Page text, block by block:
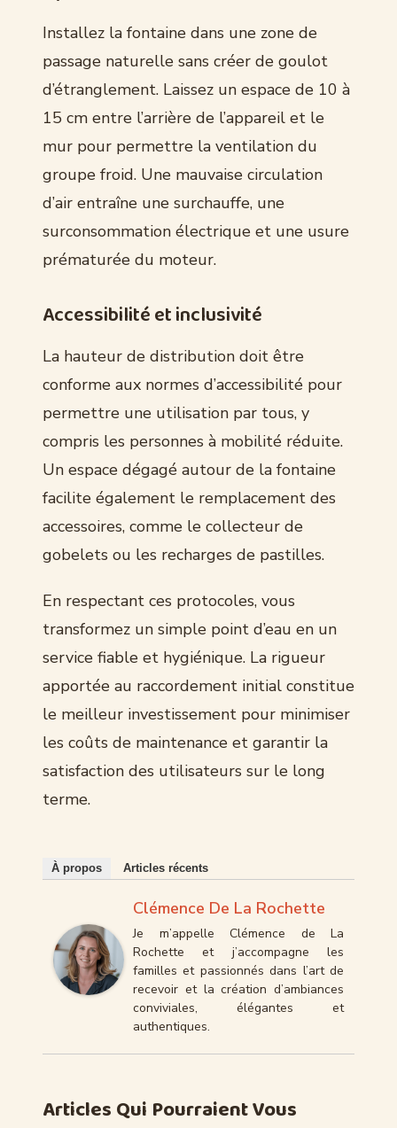
Installez la fontaine dans une zone de
passage naturelle sans créer de goulot
d’étranglement. Laissez un espace de 10 à
15 cm entre l’arrière de l’appareil et le
mur pour permettre la ventilation du
groupe froid. Une mauvaise circulation
d’air entraîne une surchauffe, une
surconsommation électrique et une usure
prématurée du moteur.
Accessibilité et inclusivité
La hauteur de distribution doit être
conforme aux normes d’accessibilité pour
permettre une utilisation par tous, y
compris les personnes à mobilité réduite.
Un espace dégagé autour de la fontaine
facilite également le remplacement des
accessoires, comme le collecteur de
gobelets ou les recharges de pastilles.
En respectant ces protocoles, vous
transformez un simple point d’eau en un
service fiable et hygiénique. La rigueur
apportée au raccordement initial constitue
le meilleur investissement pour minimiser
les coûts de maintenance et garantir la
satisfaction des utilisateurs sur le long
terme.
À propos Articles récents
Clémence De La Rochette
Je m’appelle Clémence de La
Rochette et j’accompagne les
familles et passionnés dans l’art de
recevoir et la création d’ambiances
conviviales, élégantes et
authentiques.
Articles Qui Pourraient Vous